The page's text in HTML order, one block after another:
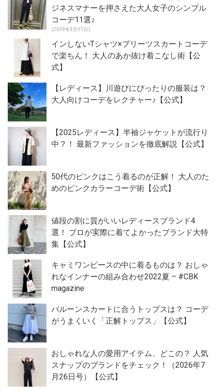
ジネスマナーを押さえた大人女子のシンプル
コーデ11選♪
(2019年3月11日)
インしないTシャツ×プリーツスカートコーデ
で楽ちん！ 大人のあか抜け着こなし術【公
式】
【レディース】川遊びにぴったりの服装は？
大人向けコーデをレクチャー♪【公式】
【2025レディース】半袖ジャケットが流行り
中？！ 最新ファッションを徹底解説【公式】
50代のピンクはこう着るのが正解！ 大人のた
めのピンクカラーコーデ術【公式】
値段の割に質がいいレディースブランド4
選！ プロが実際に着てよかったブランド大特
集【公式】
キャミワンピースの中に着るものは？ おしゃ
れなインナーの組み合わせ2022夏 – #CBK
magazine
バルーンスカートに合うトップスは？ コーデ
がうまくいく「正解トップス」【公式】
おしゃれな人の愛用アイテム、どこの？ 人気
スナップのブランドをチェック！（2026年7
月26日号）【公式】